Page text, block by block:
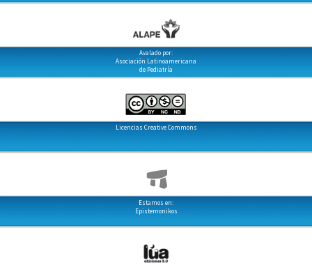
Avalado por:
Asociación Latinoamericana
de Pediatría
Licencias Creative Commons
Estamos en:
Epistemonikos